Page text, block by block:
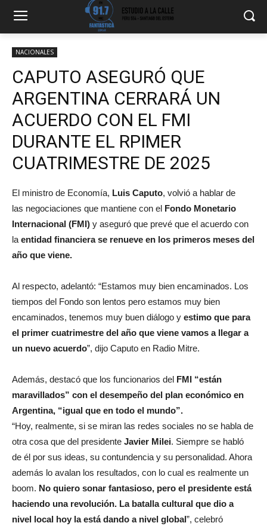
NACIONALES
CAPUTO ASEGURÓ QUE
ARGENTINA CERRARÁ UN
ACUERDO CON EL FMI
DURANTE EL RPIMER
CUATRIMESTRE DE 2025
El ministro de Economía, Luis Caputo, volvió a hablar de
las negociaciones que mantiene con el Fondo Monetario
Internacional (FMI) y aseguró que prevé que el acuerdo con
la entidad financiera se renueve en los primeros meses del
año que viene.
Al respecto, adelantó: “Estamos muy bien encaminados. Los
tiempos del Fondo son lentos pero estamos muy bien
encaminados, tenemos muy buen diálogo y estimo que para
el primer cuatrimestre del año que viene vamos a llegar a
un nuevo acuerdo”, dijo Caputo en Radio Mitre.
Además, destacó que los funcionarios del FMI “están
maravillados” con el desempeño del plan económico en
Argentina, “igual que en todo el mundo”.
“Hoy, realmente, si se miran las redes sociales no se habla de
otra cosa que del presidente Javier Milei. Siempre se habló
de él por sus ideas, su contundencia y su personalidad. Ahora
además lo avalan los resultados, con lo cual es realmente un
boom. No quiero sonar fantasioso, pero el presidente está
haciendo una revolución. La batalla cultural que dio a
nivel local hoy la está dando a nivel global”, celebró